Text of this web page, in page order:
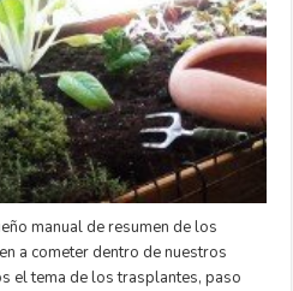
manual de resumen de los
a cometer dentro de nuestros
el tema de los trasplantes, paso